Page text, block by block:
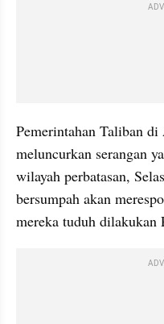
Pemerintahan Taliban
meluncurkan serangan
wilayah perbatasan,
bersumpah akan
mereka tuduh dilakukan